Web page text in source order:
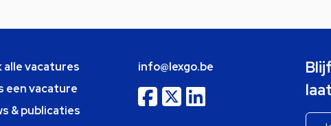
alle vacatures
een vacature
& publicaties
info@lexgo.be